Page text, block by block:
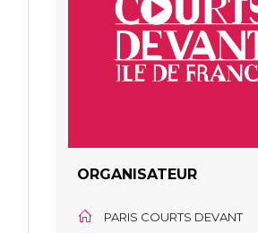
ORGANISATEUR
PARIS COURTS DEVANT